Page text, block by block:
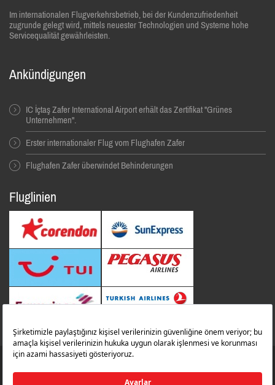
Im internationalen Flugverkehrsbetrieb, bei der Kundenzufriedenheit
zugrunde gelegt wird, mittels neuester Technologien und Systeme hohe
Servicequalität gewährleisten.
Ankündigungen
IC İçtaş Zafer International Airport erhält das Zertifikat "Grünes
Unternehmen".
Erster internationaler Flug vom Flughafen Zafer
Flughafen Zafer überwindet Behinderungen
Fluglinien
© 2014 Alle Rechte Vorbehalten. İbrahim Çeçen Yatırım Holding